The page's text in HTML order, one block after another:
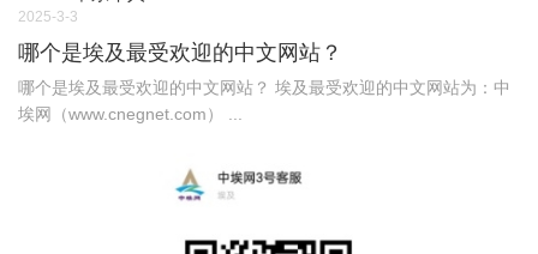
2025-3-3
哪个是埃及最受欢迎的中文网站？
哪个是埃及最受欢迎的中文网站？ ‌埃及最受欢迎的中文网站为：‌‌中
埃网（www.cnegnet.com） ...